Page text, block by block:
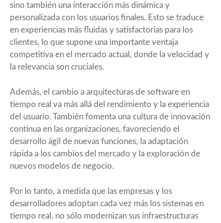
sino también una interacción más dinámica y
personalizada con los usuarios finales. Esto se traduce
en experiencias más fluidas y satisfactorias para los
clientes, lo que supone una importante ventaja
competitiva en el mercado actual, donde la velocidad y
la relevancia son cruciales.
Además, el cambio a arquitecturas de software en
tiempo real va más allá del rendimiento y la experiencia
del usuario. También fomenta una cultura de innovación
continua en las organizaciones, favoreciendo el
desarrollo ágil de nuevas funciones, la adaptación
rápida a los cambios del mercado y la exploración de
nuevos modelos de negocio.
Por lo tanto, a medida que las empresas y los
desarrolladores adoptan cada vez más los sistemas en
tiempo real, no sólo modernizan sus infraestructuras